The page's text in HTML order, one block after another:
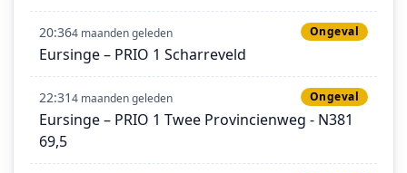
20:364 maanden geleden Ongeval
Eursinge – PRIO 1 Scharreveld
22:314 maanden geleden Ongeval
Eursinge – PRIO 1 Twee Provincienweg - N381
69,5